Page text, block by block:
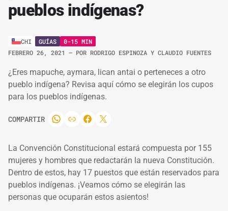
pueblos indígenas?
CHI GUÍAS
0-15 MIN
FEBRERO 26, 2021 – POR RODRIGO ESPINOZA Y CLAUDIO FUENTES
¿Eres mapuche, aymara, lican antai o perteneces a otro
pueblo indígena? Revisa aquí cómo se elegirán los cupos
para los pueblos indígenas.
COMPARTIR
La Convención Constitucional estará compuesta por 155
mujeres y hombres que redactarán la nueva Constitución.
Dentro de estos, hay 17 puestos que están reservados para
pueblos indígenas. ¡Veamos cómo se elegirán las
personas que ocuparán estos asientos!